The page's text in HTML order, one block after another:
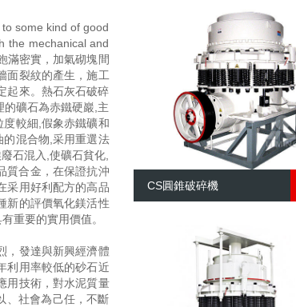
some kind of good
the mechanical and
滿密實，加氣砌塊間
面裂紋的產生，施工
起來。熱石灰石破碎
礦石為赤鐵硬巖,主
較細,假象赤鐵礦和
混合物,采用重選法
石混入,使礦石貧化,
質合金，在保證抗沖
采用好利配方的高品
新的評價氧化鎂活性
重要的實用價值。
，發達與新興經濟體
利用率較低的砂石近
用技術，對水泥質量
、社會為己任，不斷
CS圓錐破碎機